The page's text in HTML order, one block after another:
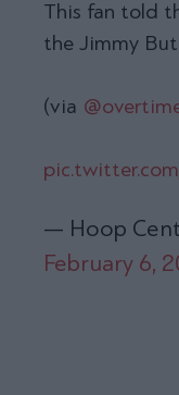
This fan told
the Jimmy
(via
— Hoop
February 6,